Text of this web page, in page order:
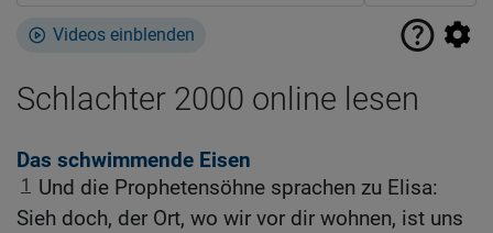
Videos einblenden
Schlachter 2000 online lesen
Das schwimmende Eisen
1
Und die Prophetensöhne sprachen zu Elisa:
Sieh doch, der Ort, wo wir vor dir wohnen, ist uns